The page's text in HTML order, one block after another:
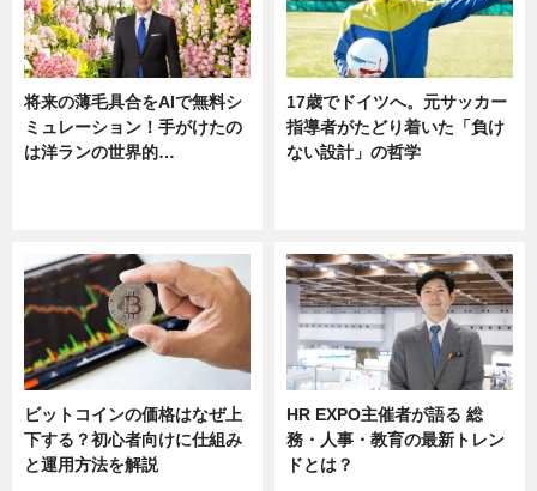
将来の薄毛具合をAIで無料シ
ミュレーション！手がけたの
は洋ランの世界的…
17歳でドイツへ。元サッカー
指導者がたどり着いた「負け
ない設計」の哲学
ビットコインの価格はなぜ上
下する？初心者向けに仕組み
と運用方法を解説
HR EXPO主催者が語る 総
務・人事・教育の最新トレン
ドとは？